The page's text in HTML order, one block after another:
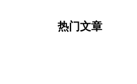
热门文章